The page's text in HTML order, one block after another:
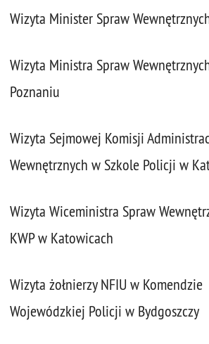
Wizyta Minister Spraw
Wizyta Ministra Spraw
Poznaniu
Wizyta Sejmowej Komisji
Wewnętrznych w Szkole Policji w
Wizyta Wiceministra Spraw
KWP w Katowicach
Wizyta żołnierzy NFIU w Komendzie
Wojewódzkiej Policji w Bydgoszczy